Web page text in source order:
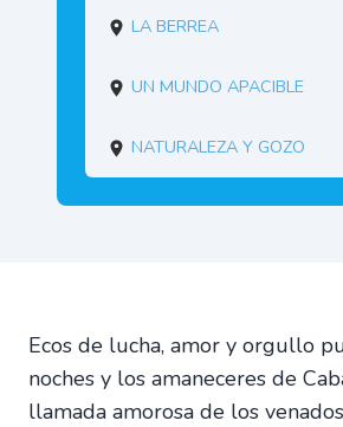
La berrea
Un mundo apacible
Naturaleza y gozo
Ecos de lucha, amor y orgullo
noches y los amaneceres de
llamada amorosa de los